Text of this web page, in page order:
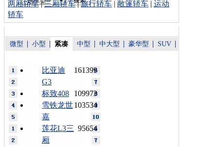
两厢轿车|三厢轿车|旅行轿车 | 敞篷轿车 | 运动
轿车
微型 小型 紧凑 中型 中大型 豪华型 SUV
161399
比亚迪
G3
109973
标致408
103534
雪铁龙世
嘉
95654
莲花L3三
厢